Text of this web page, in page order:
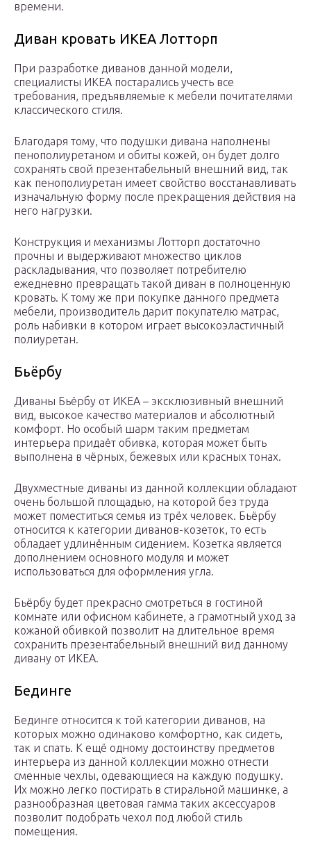
времени.
Диван кровать ИКЕА Лотторп
При разработке диванов данной модели,
специалисты ИКЕА постарались учесть все
требования, предъявляемые к мебели почитателями
классического стиля.
Благодаря тому, что подушки дивана наполнены
пенополиуретаном и обиты кожей, он будет долго
сохранять свой презентабельный внешний вид, так
как пенополиуретан имеет свойство восстанавливать
изначальную форму после прекращения действия на
него нагрузки.
Конструкция и механизмы Лотторп достаточно
прочны и выдерживают множество циклов
раскладывания, что позволяет потребителю
ежедневно превращать такой диван в полноценную
кровать. К тому же при покупке данного предмета
мебели, производитель дарит покупателю матрас,
роль набивки в котором играет высокоэластичный
полиуретан.
Бьёрбу
Диваны Бьёрбу от ИКЕА – эксклюзивный внешний
вид, высокое качество материалов и абсолютный
комфорт. Но особый шарм таким предметам
интерьера придаёт обивка, которая может быть
выполнена в чёрных, бежевых или красных тонах.
Двухместные диваны из данной коллекции обладают
очень большой площадью, на которой без труда
может поместиться семья из трёх человек. Бьёрбу
относится к категории диванов-козеток, то есть
обладает удлинённым сидением. Козетка является
дополнением основного модуля и может
использоваться для оформления угла.
Бьёрбу будет прекрасно смотреться в гостиной
комнате или офисном кабинете, а грамотный уход за
кожаной обивкой позволит на длительное время
сохранить презентабельный внешний вид данному
дивану от ИКЕА.
Бединге
Бединге относится к той категории диванов, на
которых можно одинаково комфортно, как сидеть,
так и спать. К ещё одному достоинству предметов
интерьера из данной коллекции можно отнести
сменные чехлы, одевающиеся на каждую подушку.
Их можно легко постирать в стиральной машинке, а
разнообразная цветовая гамма таких аксессуаров
позволит подобрать чехол под любой стиль
помещения.